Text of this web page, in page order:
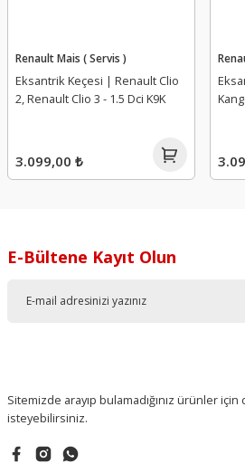
Renault Mais ( Servis )
Eksantrik Keçesi | Renault Clio
2, Renault Clio 3 - 1.5 Dci K9K
3.099,00 ₺
E-Bültene Kayıt Olun
Sitemizde arayıp bulamadığınız ürünler için
isteyebilirsiniz.